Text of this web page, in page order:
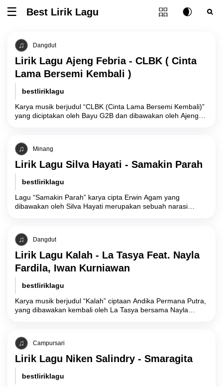
Tombol untuk membuka atau menutup menu
Best Lirik Lagu TombolTombol
Dangdut
Lirik Lagu Ajeng Febria - CLBK ( Cinta
Lama Bersemi Kembali )
bestliriklagu
Karya musik berjudul “CLBK (Cinta Lama Bersemi Kembali)”
yang diciptakan oleh Bayu G2B dan dibawakan oleh Ajeng
Minang
Lirik Lagu Silva Hayati - Samakin Parah
bestliriklagu
Lagu “Samakin Parah” karya cipta Erwin Agam yang
dibawakan oleh Silva Hayati merupakan sebuah narasi
Dangdut
Lirik Lagu Kalah - La Tasya Feat. Nayla
Fardila, Iwan Kurniawan
bestliriklagu
Karya musik berjudul “Kalah” ciptaan Andika Permana Putra,
yang dibawakan kembali oleh La Tasya bersama Nayla
Campursari
Lirik Lagu Niken Salindry - Smaragita
bestliriklagu